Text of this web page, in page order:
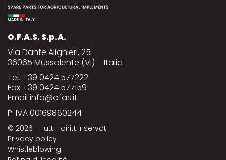
O.F.A.S. S.p.A.
Via Dante Alighieri, 25
36065 Mussolente (VI) – Italia
Tel. +39 0424.577222
Fax +39 0424.577159
Email info@ofas.it
P. IVA 00169860244
© 2026 - Tutti i diritti riservati
Privacy policy
Whistleblowing